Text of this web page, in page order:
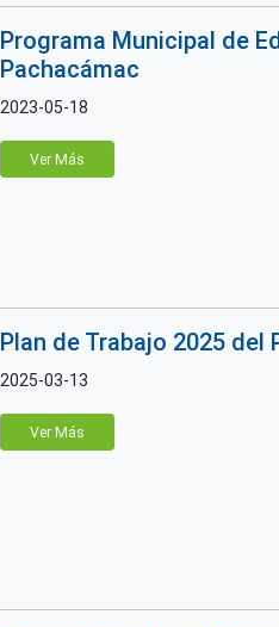
Programa Municipal de
Pachacámac
2023-05-18
Ver Más
Plan de Trabajo 2025 del
2025-03-13
Ver Más